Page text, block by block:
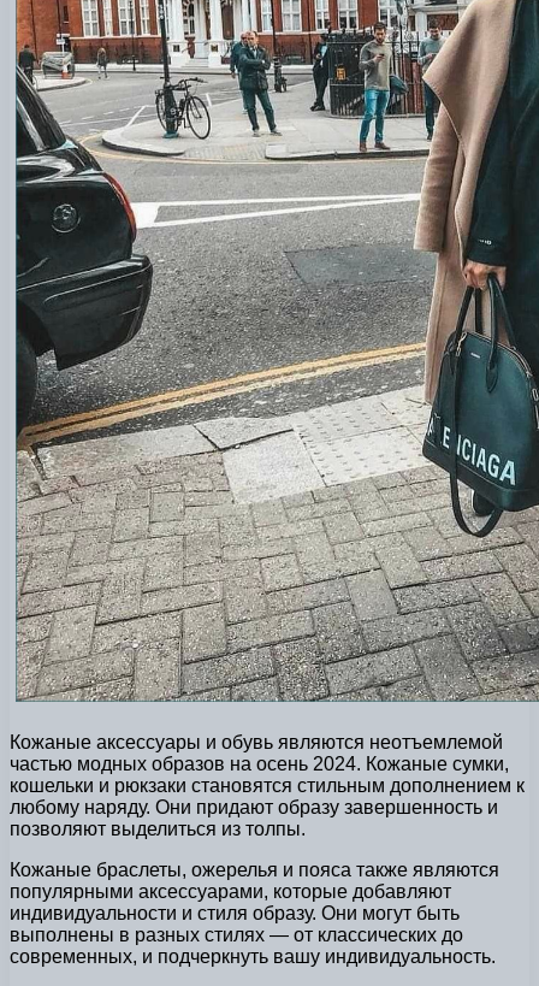
Кожаные аксессуары и обувь являются неотъемлемой
частью модных образов на осень 2024. Кожаные сумки,
кошельки и рюкзаки становятся стильным дополнением к
любому наряду. Они придают образу завершенность и
позволяют выделиться из толпы.
Кожаные браслеты, ожерелья и пояса также являются
популярными аксессуарами, которые добавляют
индивидуальности и стиля образу. Они могут быть
выполнены в разных стилях — от классических до
современных, и подчеркнуть вашу индивидуальность.